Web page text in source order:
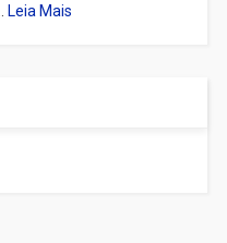
Leia Mais